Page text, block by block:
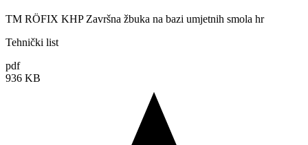
TM RÖFIX KHP Završna žbuka na bazi umjetnih smola hr
Tehnički list
pdf
936 KB